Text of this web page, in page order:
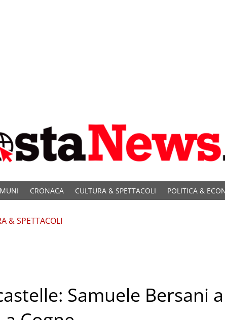
CRONACA CULTURA & SPETTACOLI POLITICA &
& SPETTACOLI
Samuele Bersani